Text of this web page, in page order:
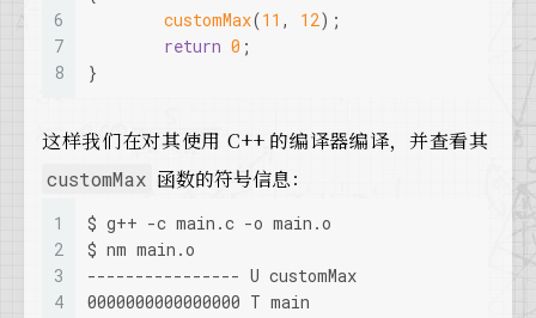
6
7
8
customMax(11 , 12);
return 0 ;
}
这样我们在对其使用 C++ 的编译器编译，并查看其
customMax 函数的符号信息：
1
2
3
4
$ g++ -c main.c -o main.o
$ nm main.o
---------------- U customMax
0000000000000000 T main